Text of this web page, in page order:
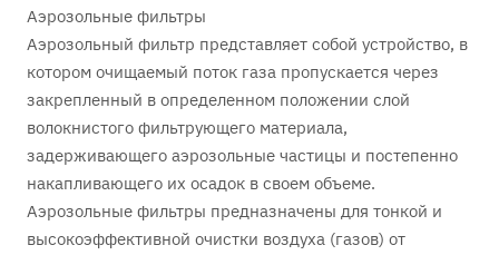
Аэрозольные фильтры
Аэрозольный фильтр представляет собой устройство, в
котором очищаемый поток газа пропускается через
закрепленный в определенном положении слой
волокнистого фильтрующего материала,
задерживающего аэрозольные частицы и постепенно
накапливающего их осадок в своем объеме.
Аэрозольные фильтры предназначены для тонкой и
высокоэффективной очистки воздуха (газов) от